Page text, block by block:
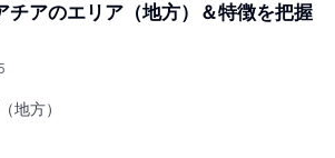
チアのエリア（地方）＆特徴を把握
地方）